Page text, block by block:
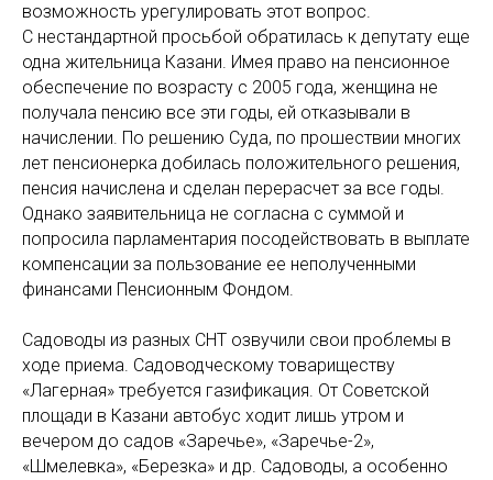
возможность урегулировать этот вопрос.
С нестандартной просьбой обратилась к депутату еще
одна жительница Казани. Имея право на пенсионное
обеспечение по возрасту с 2005 года, женщина не
получала пенсию все эти годы, ей отказывали в
начислении. По решению Суда, по прошествии многих
лет пенсионерка добилась положительного решения,
пенсия начислена и сделан перерасчет за все годы.
Однако заявительница не согласна с суммой и
попросила парламентария посодействовать в выплате
компенсации за пользование ее неполученными
финансами Пенсионным Фондом.
Садоводы из разных СНТ озвучили свои проблемы в
ходе приема. Садоводческому товариществу
«Лагерная» требуется газификация. От Советской
площади в Казани автобус ходит лишь утром и
вечером до садов «Заречье», «Заречье-2»,
«Шмелевка», «Березка» и др. Садоводы, а особенно